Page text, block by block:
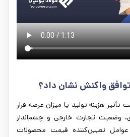
توافق واکنش نشان داد؟
هزینه تولید یا میزان عرضه قرار
وضعیت تجارت خارجی و چشم‌انداز
عوامل تعیین‌کننده قیمت محصولات